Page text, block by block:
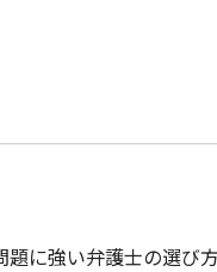
題に強い弁護士の選び